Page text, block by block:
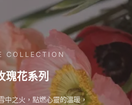
COLLECTION
瑰花系列
中之火，點燃心靈的溫暖，